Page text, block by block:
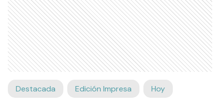
Destacada Edición Impresa Hoy